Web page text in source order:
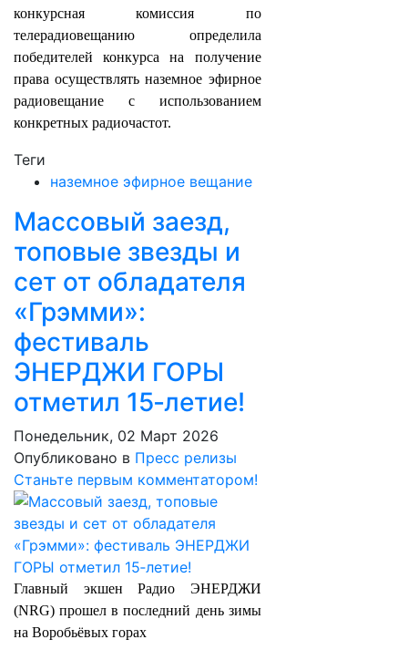
конкурсная комиссия по
телерадиовещанию определила
победителей конкурса на получение
права осуществлять наземное эфирное
радиовещание с использованием
конкретных радиочастот.
Теги
наземное эфирное вещание
Массовый заезд,
топовые звезды и
сет от обладателя
«Грэмми»:
фестиваль
ЭНЕРДЖИ ГОРЫ
отметил 15‑летие!
Понедельник, 02 Март 2026
Опубликовано в Пресс релизы
Станьте первым комментатором!
Главный экшен Радио ЭНЕРДЖИ
(NRG) прошел в последний день зимы
на Воробьёвых горах